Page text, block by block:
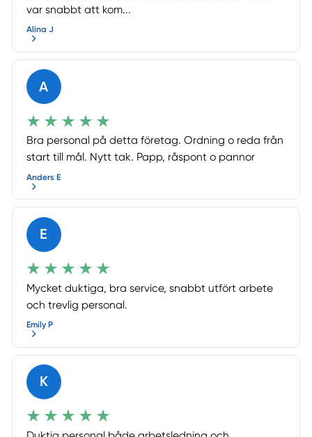
var snabbt att kom...
Alina J
A
Bra personal på detta företag. Ordning o reda från
start till mål. Nytt tak. Papp, råspont o pannor
Anders E
E
Mycket duktiga, bra service, snabbt utfört arbete
och trevlig personal.
Emily P
K